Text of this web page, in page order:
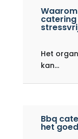
catering
Het
kan...
Bbq
het goed